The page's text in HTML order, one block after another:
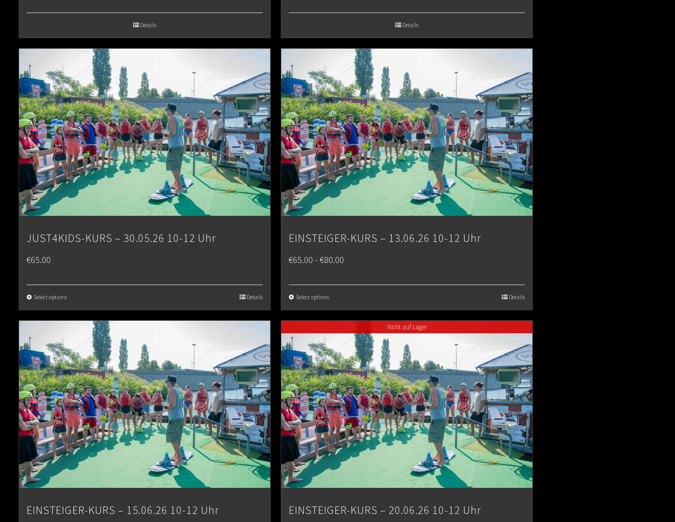
€80.00
Details
€80.00
Details
JUST4KIDS-KURS – 30.05.26 10-12 Uhr
€65.00
Select options Details
EINSTEIGER-KURS – 13.06.26 10-12 Uhr
€65.00–€80.00
€80.00
Select options Details
EINSTEIGER-KURS – 15.06.26 10-12 Uhr
Nicht auf Lager
EINSTEIGER-KURS – 20.06.26 10-12 Uhr